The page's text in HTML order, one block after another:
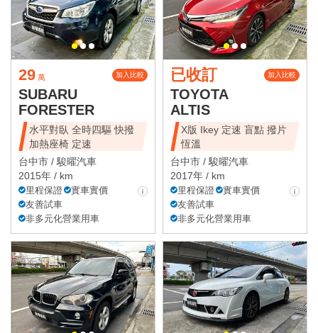
29 萬 加入比較
SUBARU
FORESTER
水平對臥 全時四驅 快撥
加熱座椅 定速
台中市 / 駿曜汽車
2015年 / km
里程保證
實車實價
友善試車
非多元化營業用車
已收訂 加入比較
TOYOTA
ALTIS
X版 Ikey 定速 盲點 撥片
恆溫
台中市 / 駿曜汽車
2017年 / km
里程保證
實車實價
友善試車
非多元化營業用車